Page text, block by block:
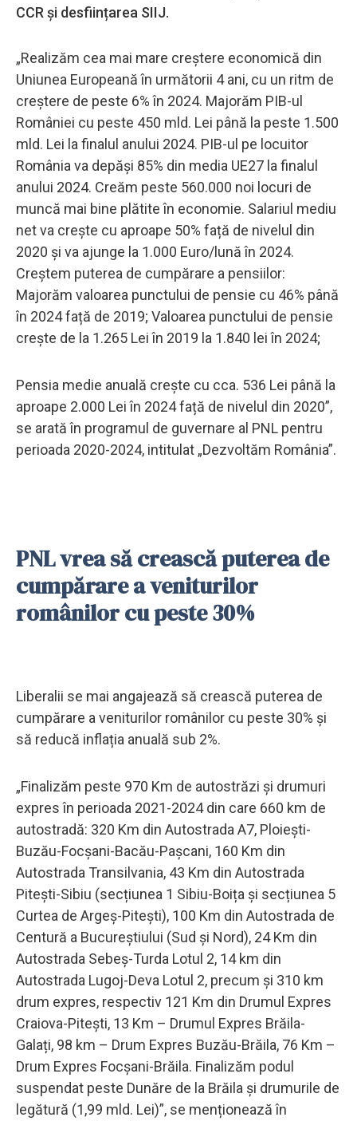
CCR și desființarea SIIJ.
„Realizăm cea mai mare creștere economică din
Uniunea Europeană în următorii 4 ani, cu un ritm de
creștere de peste 6% în 2024. Majorăm PIB-ul
României cu peste 450 mld. Lei până la peste 1.500
mld. Lei la finalul anului 2024. PIB-ul pe locuitor
România va depăși 85% din media UE27 la finalul
anului 2024. Creăm peste 560.000 noi locuri de
muncă mai bine plătite în economie. Salariul mediu
net va crește cu aproape 50% față de nivelul din
2020 și va ajunge la 1.000 Euro/lună în 2024.
Creștem puterea de cumpărare a pensiilor:
Majorăm valoarea punctului de pensie cu 46% până
în 2024 față de 2019; Valoarea punctului de pensie
crește de la 1.265 Lei în 2019 la 1.840 lei în 2024;
Pensia medie anuală crește cu cca. 536 Lei până la
aproape 2.000 Lei în 2024 față de nivelul din 2020”,
se arată în programul de guvernare al PNL pentru
perioada 2020-2024, intitulat „Dezvoltăm România”.
PNL vrea să crească puterea de
cumpărare a veniturilor
românilor cu peste 30%
Liberalii se mai angajează să crească puterea de
cumpărare a veniturilor românilor cu peste 30% și
să reducă inflația anuală sub 2%.
„Finalizăm peste 970 Km de autostrăzi și drumuri
expres în perioada 2021-2024 din care 660 km de
autostradă: 320 Km din Autostrada A7, Ploiești-
Buzău-Focșani-Bacău-Pașcani, 160 Km din
Autostrada Transilvania, 43 Km din Autostrada
Pitești-Sibiu (secțiunea 1 Sibiu-Boița și secțiunea 5
Curtea de Argeș-Pitești), 100 Km din Autostrada de
Centură a Bucureștiului (Sud și Nord), 24 Km din
Autostrada Sebeș-Turda Lotul 2, 14 km din
Autostrada Lugoj-Deva Lotul 2, precum și 310 km
drum expres, respectiv 121 Km din Drumul Expres
Craiova-Pitești, 13 Km – Drumul Expres Brăila-
Galați, 98 km – Drum Expres Buzău-Brăila, 76 Km –
Drum Expres Focșani-Brăila. Finalizăm podul
suspendat peste Dunăre de la Brăila și drumurile de
legătură (1,99 mld. Lei)”, se menționează în